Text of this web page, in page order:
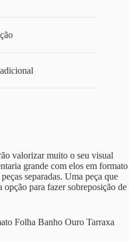
valorizar muito o seu visual
grande com elos em formato
separadas. Uma peça que
para fazer sobreposição de
Folha Banho Ouro Tarraxa